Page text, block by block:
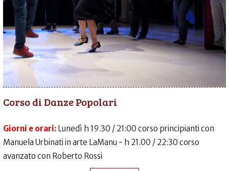
Corso di Danze Popolari
Giorni e orari: Lunedì h 19.30 / 21:00 corso principianti con
Manuela Urbinati in arte LaManu - h 21.00 / 22:30 corso
avanzato con Roberto Rossi